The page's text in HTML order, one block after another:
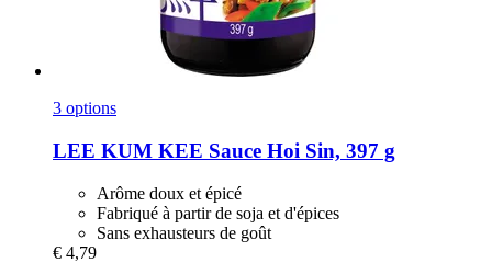
3 options
LEE KUM KEE Sauce Hoi Sin, 397 g
Arôme doux et épicé
Fabriqué à partir de soja et d'épices
Sans exhausteurs de goût
€ 4,79